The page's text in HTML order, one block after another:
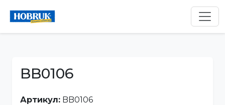
BB0106
Артикул: BB0106